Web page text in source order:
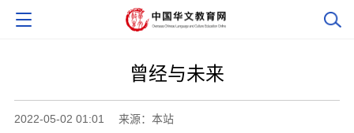
曾经与未来
2022-05-02 01:01 来源：本站